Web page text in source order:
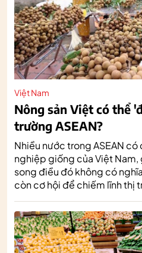
Việt Nam
Nông sản Việt có thể
trường ASEAN?
Nhiều nước trong ASEAN
nghiệp giống của Việt Nam,
song điều đó không có
còn cơ hội để chiếm lĩnh thị